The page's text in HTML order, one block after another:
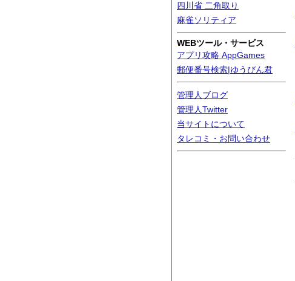
四川省 二角取り
麻雀ソリティア
WEBツール・サービス
アプリ攻略 AppGames
郵便番号検索|ゆうびん君
管理人ブログ
管理人Twitter
当サイトについて
タレコミ・お問い合わせ